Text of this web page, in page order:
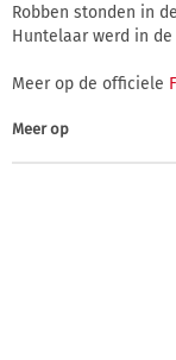
Robben stonden in
Huntelaar werd in
Meer op de officiele
Meer op